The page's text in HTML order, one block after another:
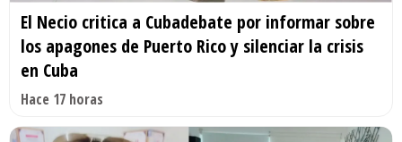
El Necio critica a Cubadebate por informar sobre
los apagones de Puerto Rico y silenciar la crisis
en Cuba
Hace 17 horas